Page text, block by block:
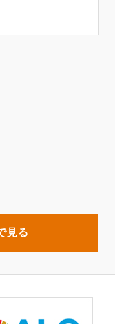
見る